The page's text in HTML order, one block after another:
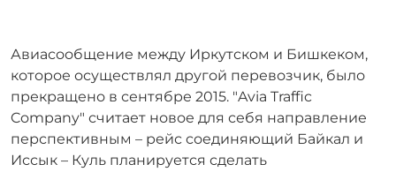
Авиасообщение между Иркутском и Бишкеком,
которое осуществлял другой перевозчик, было
прекращено в сентябре 2015. "Avia Traffic
Company" считает новое для себя направление
перспективным – рейс соединяющий Байкал и
Иссык – Куль планируется сделать